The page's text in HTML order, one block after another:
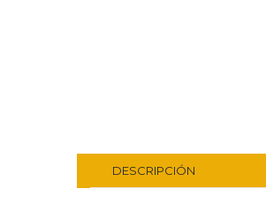
DESCRIPCIÓN